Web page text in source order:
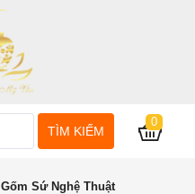
TÌM KIẾM
0
Gốm Sứ Nghệ Thuật